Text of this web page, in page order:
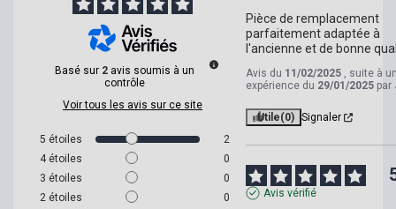
Basé sur 2 avis soumis à un
contrôle
Voir tous les avis sur ce site
5 étoiles
2
4 étoiles
0
3 étoiles
0
2 étoiles
0
Pièce de remplacement
parfaitement adaptée à
l'ancienne et de bonne
Avis du 11/02/2025 , suite à
expérience du 29/01/2025 par
Utile(0) Signaler
Avis vérifié